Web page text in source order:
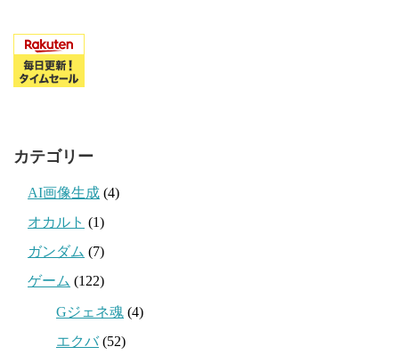
カテゴリー
AI画像生成 (4)
オカルト (1)
ガンダム (7)
ゲーム (122)
Gジェネ魂 (4)
エクバ(52)